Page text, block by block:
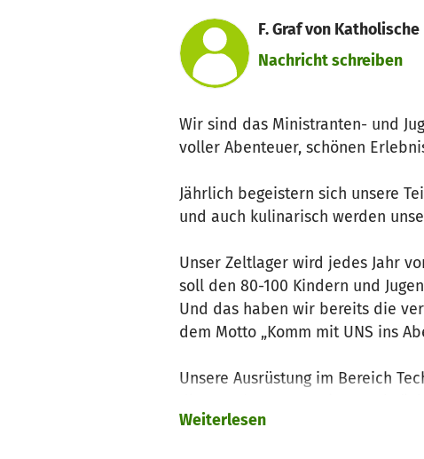
F. Graf von
Nachricht schreiben
Wir sind das Ministranten- und
voller Abenteuer, schönen
Jährlich begeistern sich unsere
und auch kulinarisch werden
Unser Zeltlager wird jedes Jahr
soll den 80-100 Kindern und
Und das haben wir bereits die
dem Motto „Komm mit UNS ins
Unsere Ausrüstung im Bereich
stemmen können.
Weiterlesen